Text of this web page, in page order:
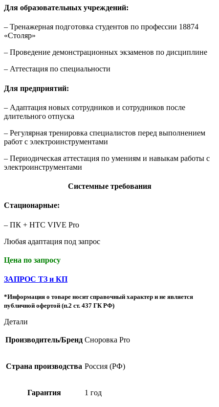
Для образовательных учреждений:
– Тренажерная подготовка студентов по профессии 18874
«Столяр»
– Проведение демонстрационных экзаменов по дисциплине
– Аттестация по специальности
Для предприятий:
– Адаптация новых сотрудников и сотрудников после
длительного отпуска
– Регулярная тренировка специалистов перед выполнением
работ с электроинструментами
– Периодическая аттестация по умениям и навыкам работы с
электроинструментами
Системные требования
Стационарные:
– ПК + HTC VIVE Pro
Любая адаптация под запрос
Цена по запросу
ЗАПРОС ТЗ и КП
*Информация о товаре носит справочный характер и не является
публичной офертой (п.2 ст. 437 ГК РФ)
Детали
Производитель/Бренд Сноровка Pro
Страна производства Россия (РФ)
Гарантия 1 год